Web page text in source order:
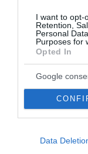
I want to opt-
Retention,
Personal
Purposes for
Opted In
Google
Data
Σκληρή ήταν η
Τζόρτζια
αποκατάσταση
Συνθήκης
ξεκαθαρίζει ότι